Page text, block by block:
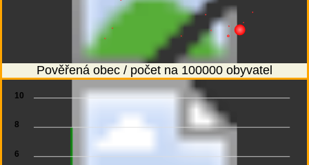
Pověřená obec / počet na 100000 obyvatel
6
8
10